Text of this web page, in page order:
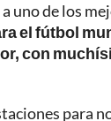
uno de los
el fútbol
con
para